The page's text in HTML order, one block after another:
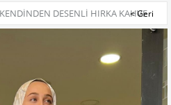
DESENLI HIRKA KAHVE